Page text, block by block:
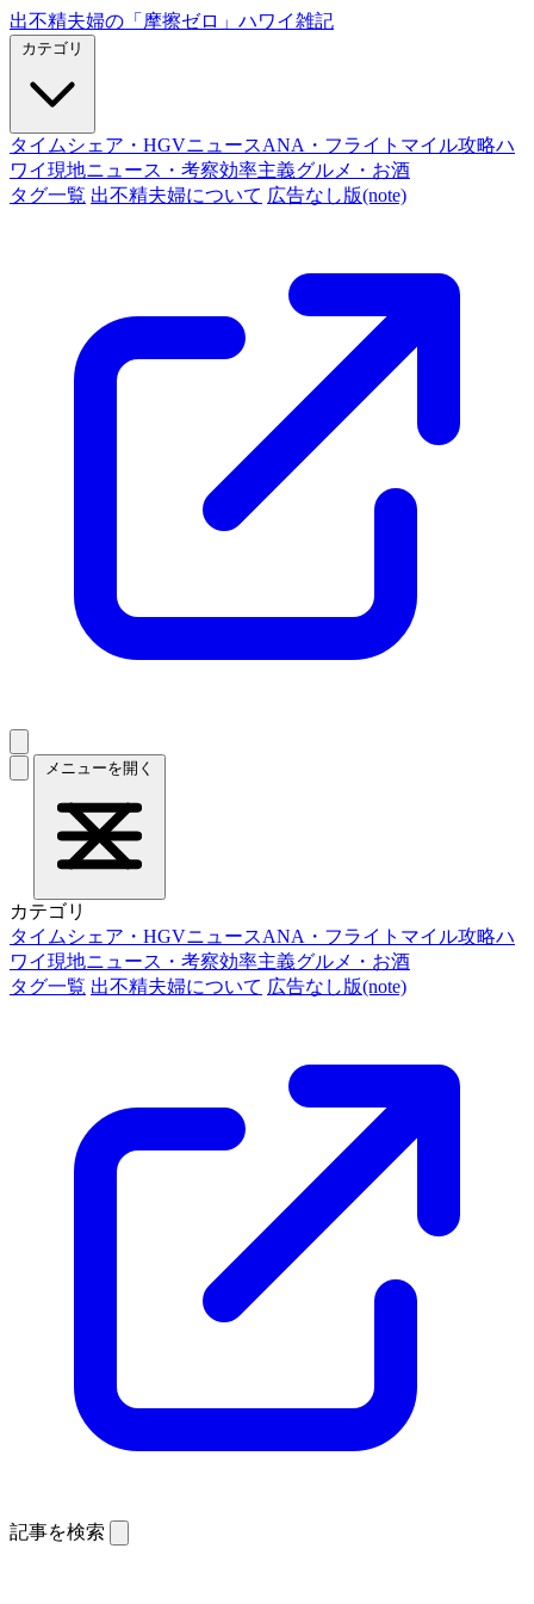
出不精夫婦の 「摩擦ゼロ」 ハワイ雑記
タイムシェア・HGVニュースANA・フライトマイル攻略ハ
ワイ現地ニュース・考察効率主義グルメ・お酒
タグ一覧 出不精夫婦について 広告なし版(note)
メニューを開く
カテゴリ
タイムシェア・HGVニュースANA・フライトマイル攻略ハ
ワイ現地ニュース・考察効率主義グルメ・お酒
タグ一覧 出不精夫婦について 広告なし版(note)
記事を検索